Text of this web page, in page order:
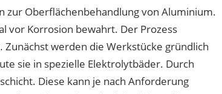
zur Oberflächenbehandlung von Aluminium.
vor Korrosion bewahrt. Der Prozess
werden die Werkstücke gründlich
sie in spezielle Elektrolytbäder. Durch
Diese kann je nach Anforderung